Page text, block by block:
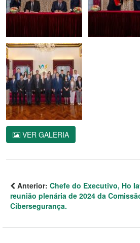
VER GALERIA
Anterior: Chefe do Executivo, Ho
reunião plenária de 2024 da
Cibersegurança.